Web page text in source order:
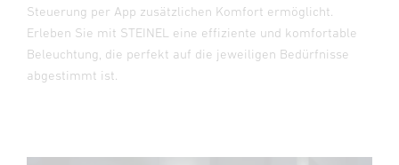
Steuerung per App zusätzlichen Komfort ermöglicht.
Erleben Sie mit STEINEL eine effiziente und komfortable
Beleuchtung, die perfekt auf die jeweiligen Bedürfnisse
abgestimmt ist.